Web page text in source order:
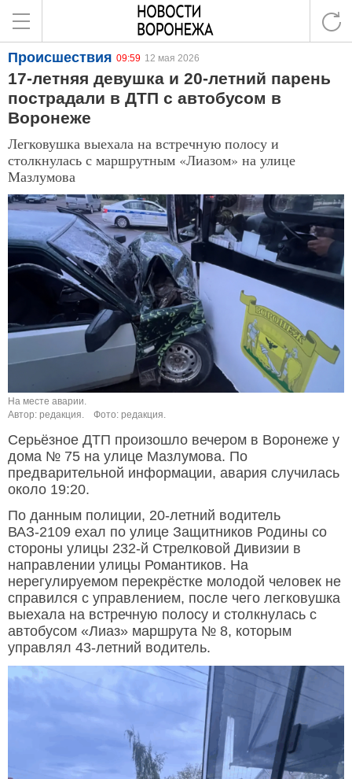
Происшествия 09:59 12 мая 2026
17-летняя девушка и 20-летний парень
пострадали в ДТП с автобусом в
Воронеже
Легковушка выехала на встречную полосу и
столкнулась с маршрутным «Лиазом» на улице
Мазлумова
На месте аварии.
Автор: редакция.
Фото: редакция.
Серьёзное ДТП произошло вечером в Воронеже у
дома № 75 на улице Мазлумова. По
предварительной информации, авария случилась
около 19:20.
По данным полиции, 20-летний водитель
ВАЗ-2109 ехал по улице Защитников Родины со
стороны улицы 232-й Стрелковой Дивизии в
направлении улицы Романтиков. На
нерегулируемом перекрёстке молодой человек не
справился с управлением, после чего легковушка
выехала на встречную полосу и столкнулась с
автобусом «Лиаз» маршрута № 8, которым
управлял 43-летний водитель.